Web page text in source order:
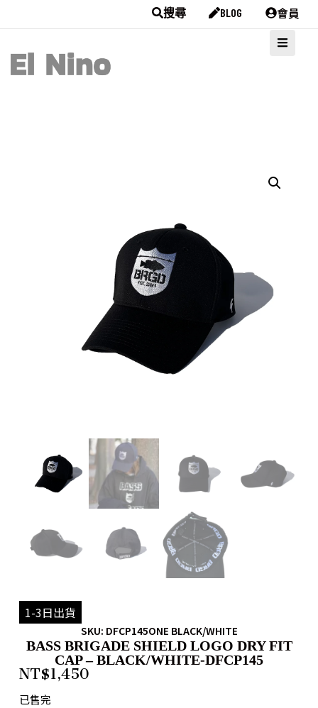
搜尋 BLOG 會員
1-3日出貨
SKU: DFCP145ONE BLACK/WHITE
BASS BRIGADE SHIELD LOGO DRY FIT
CAP – BLACK/WHITE-DFCP145
NT$1,450
已售完